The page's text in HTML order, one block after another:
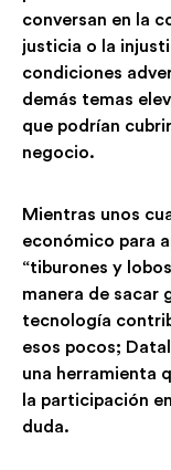
conversan en la
justicia o la
condiciones
demás temas
que podrían
negocio.
Mientras unos
económico para
“tiburones y
manera de sacar
tecnología
esos pocos;
una herramienta
la participación
duda.